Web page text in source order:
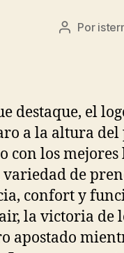
Autor
Por
destaque, el
a la altura del
con los mejores
de
confort y
la victoria de
apostado